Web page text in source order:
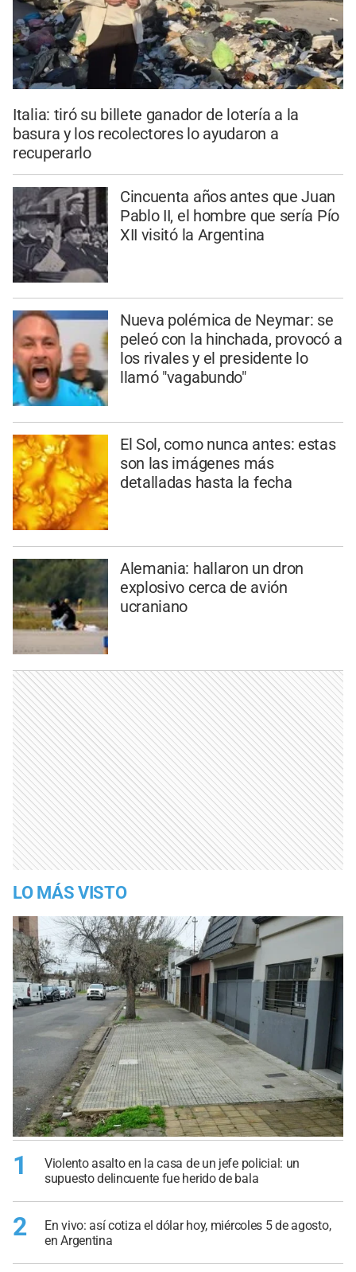
Italia: tiró su billete ganador de lotería a la
basura y los recolectores lo ayudaron a
recuperarlo
Cincuenta años antes que Juan
Pablo II, el hombre que sería Pío
XII visitó la Argentina
Nueva polémica de Neymar: se
peleó con la hinchada, provocó a
los rivales y el presidente lo
llamó "vagabundo"
El Sol, como nunca antes: estas
son las imágenes más
detalladas hasta la fecha
Alemania: hallaron un dron
explosivo cerca de avión
ucraniano
LO MÁS VISTO
1
Violento asalto en la casa de un jefe policial: un
supuesto delincuente fue herido de bala
2
En vivo: así cotiza el dólar hoy, miércoles 5 de agosto,
en Argentina